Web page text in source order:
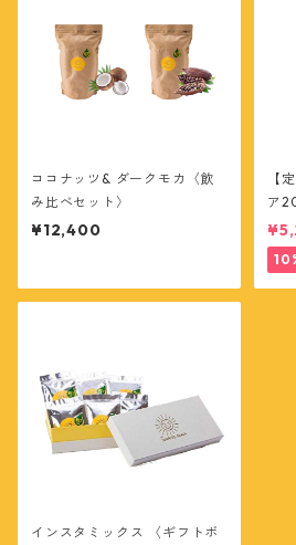
ココナッツ& ダークモカ〈飲
み比べセット〉
¥12,400
【
ア
インスタミックス 〈ギフトボ